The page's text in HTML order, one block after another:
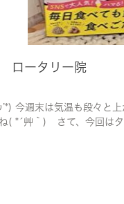
ロータリー院
今週末は気温も段々と
( *´艸｀) さて、今回は